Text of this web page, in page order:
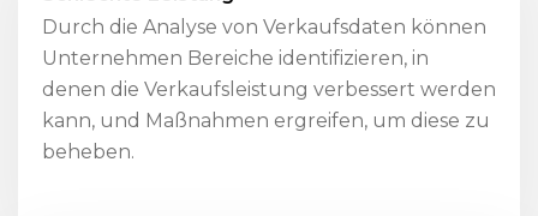
Durch die Analyse von Verkaufsdaten können
Unternehmen Bereiche identifizieren, in
denen die Verkaufsleistung verbessert werden
kann, und Maßnahmen ergreifen, um diese zu
beheben.